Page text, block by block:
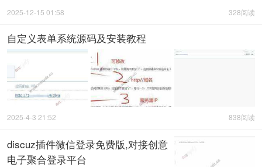
328阅读
2025-12-15 01:58
自定义表单系统源码及安装教程
838阅读
2025-4-3 21:52
discuz插件微信登录免费版,对接创意
电子聚合登录平台